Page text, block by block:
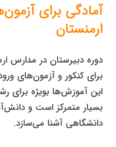
آمادگی برای
ارمنستان
برای کنکور و آزمون‌های
این آموزش‌ها بویژه برای
بسیار متمرکز است و
دانشگاهی آشنا می‌سازد.